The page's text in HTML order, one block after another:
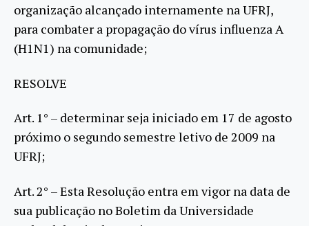
organização alcançado internamente na UFRJ,
para combater a propagação do vírus influenza A
(H1N1) na comunidade;
RESOLVE
Art. 1° – determinar seja iniciado em 17 de agosto
próximo o segundo semestre letivo de 2009 na
UFRJ;
Art. 2° – Esta Resolução entra em vigor na data de
sua publicação no Boletim da Universidade